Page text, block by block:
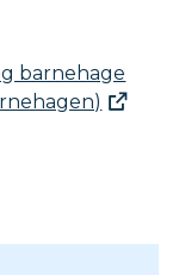
barnehage